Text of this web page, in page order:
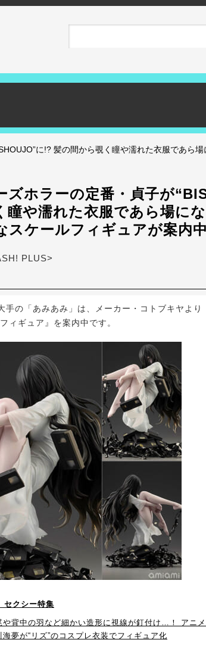
に!? 髪の間から覗く瞳や濡れた衣服であら
ズホラーの定番・貞子が
瞳や濡れた衣服であら場に
スケールフィギュアが案内中
PLUS>
の「あみあみ」は、メーカー・コトブキヤよ
ィギュア』を案内中です。
セクシー特集
や背中の羽など細かい造形に視線が釘付け…！ アニ
海夢が“リズ”のコスプレ衣装でフィギュア化